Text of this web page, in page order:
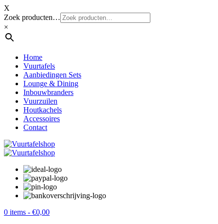
X
Zoek producten…
×
Home
Vuurtafels
Aanbiedingen Sets
Lounge & Dining
Inbouwbranders
Vuurzuilen
Houtkachels
Accessoires
Contact
0 items - €0,00